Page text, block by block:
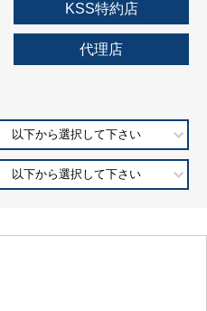
KSS特約店
代理店
以下から選択して下さい
以下から選択して下さい